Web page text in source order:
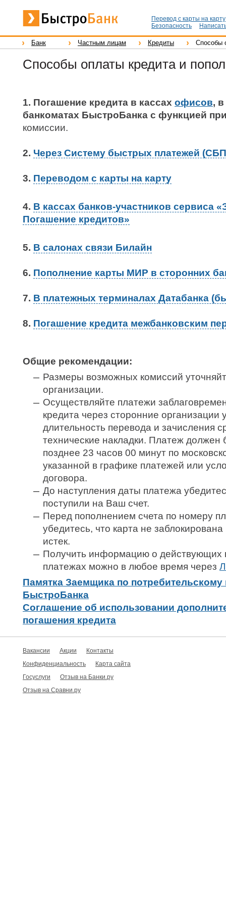
Перевод с карты на карту
Безопасность
Банк Частным лицам Кредиты Способы
Способы оплаты кредита и
1. Погашение кредита в кассах офисов,
банкоматах БыстроБанка с функцией
комиссии.
2. Через Систему быстрых платежей
3. Переводом с карты на карту
4. В кассах банков-участников сервиса
Погашение кредитов»
5. В салонах связи Билайн
6. Пополнение карты МИР в сторонних
7. В платежных терминалах Датабанка
8. Погашение кредита межбанковским
Общие рекомендации:
Размеры возможных комиссий
организации.
Осуществляйте платежи
кредита через сторонние организации
длительность перевода и зачисления
технические накладки. Платеж должен
позднее 23 часов 00 минут по
указанной в графике платежей или
договора.
До наступления даты платежа
поступили на Ваш счет.
Перед пополнением счета по номеру
убедитесь, что карта не
истек.
Получить информацию о действующих
платежах можно в любое время через
Памятка Заемщика по потребительскому
БыстроБанка
Соглашение об использовании
погашения кредита
Вакансии Акции
Контакты
Конфиденциальность
Карта сайта
Госуслуги
Отзыв на Банки.ру
Отзыв на Сравни.ру